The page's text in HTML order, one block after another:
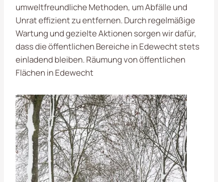
umweltfreundliche Methoden, um Abfälle und
Unrat effizient zu entfernen. Durch regelmäßige
Wartung und gezielte Aktionen sorgen wir dafür,
dass die öffentlichen Bereiche in Edewecht stets
einladend bleiben. Räumung von öffentlichen
Flächen in Edewecht